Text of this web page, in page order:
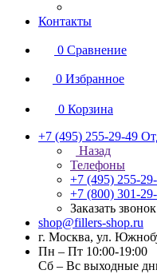
Контакты
0 Сравнение
0 Избранное
0 Корзина
+7 (495) 255-29-49
Назад
Телефоны
+7 (495) 255-
+7 (800) 301-
Заказать звонок
shop@fillers-shop.ru
г. Москва, ул.
Пн – Пт 10:00-19:00
Сб – Вс выходные